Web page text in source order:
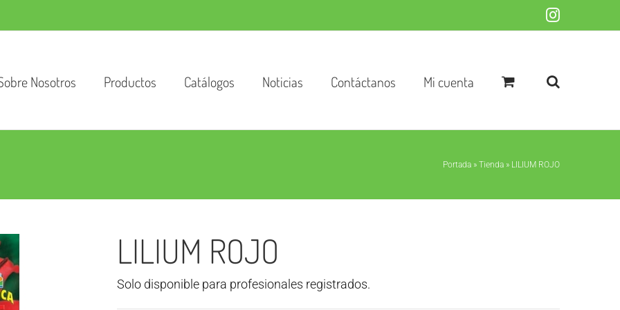
Instagram
Nosotros Productos Catálogos Noticias Contáctanos Mi cuenta
Portada » Tienda » LILIUM ROJO
LILIUM ROJO
Solo disponible para profesionales registrados.